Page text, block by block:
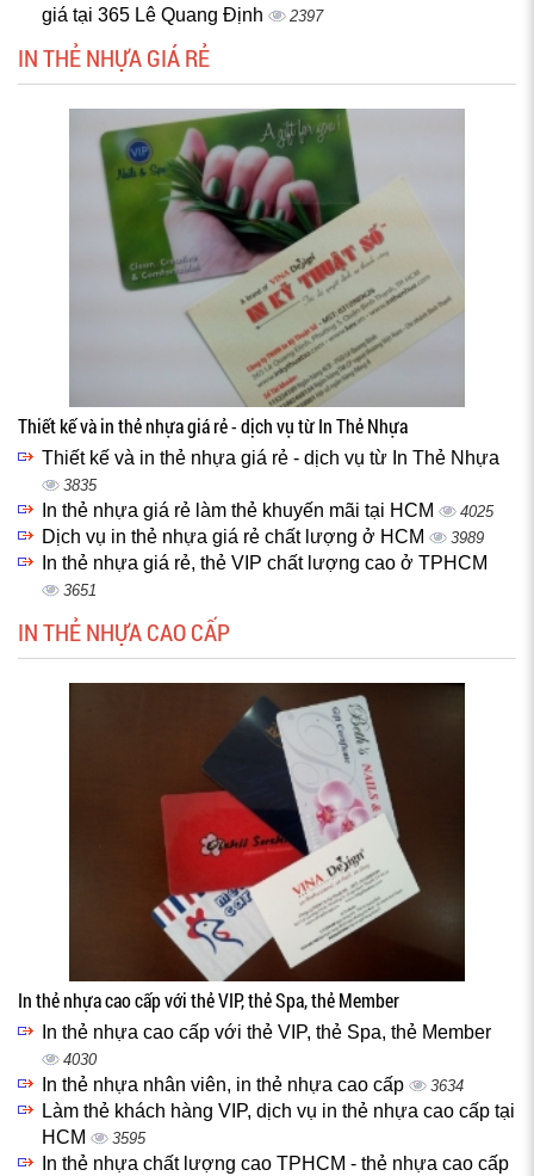
giá tại 365 Lê Quang Định
2397
IN THẺ NHỰA GIÁ RẺ
Thiết kế và in thẻ nhựa giá rẻ - dịch vụ từ In Thẻ Nhựa
Thiết kế và in thẻ nhựa giá rẻ - dịch vụ từ In Thẻ Nhựa
3835
In thẻ nhựa giá rẻ làm thẻ khuyến mãi tại HCM 4025
Dịch vụ in thẻ nhựa giá rẻ chất lượng ở HCM 3989
In thẻ nhựa giá rẻ, thẻ VIP chất lượng cao ở TPHCM
3651
IN THẺ NHỰA CAO CẤP
In thẻ nhựa cao cấp với thẻ VIP, thẻ Spa, thẻ Member
In thẻ nhựa cao cấp với thẻ VIP, thẻ Spa, thẻ Member
4030
In thẻ nhựa nhân viên, in thẻ nhựa cao cấp 3634
Làm thẻ khách hàng VIP, dịch vụ in thẻ nhựa cao cấp tại
HCM
3595
In thẻ nhựa chất lượng cao TPHCM - thẻ nhựa cao cấp